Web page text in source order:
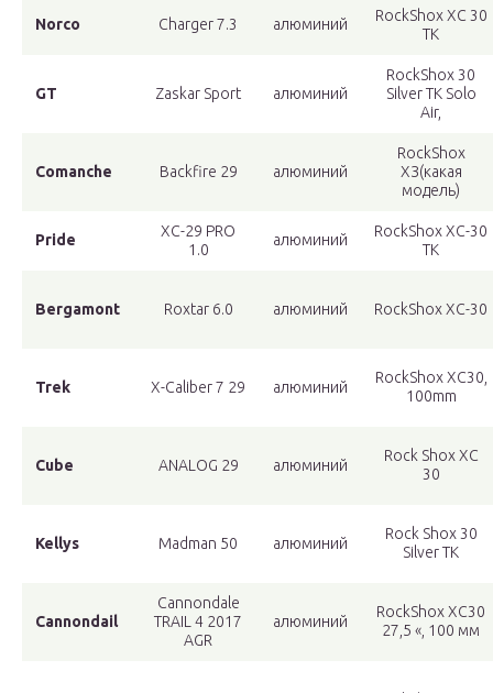
Norco Charger 7.3 алюминий
RockShox XC 30
TK
GT Zaskar Sport алюминий
RockShox 30
Silver TK Solo
Air,
Comanche Backfire 29 алюминий
RockShox
ХЗ(какая
модель)
Pride
XC-29 PRO
1.0
алюминий
RockShox XC-30
TK
Bergamont Roxtar 6.0 алюминий RockShox XC-30
Trek X-Caliber 7 29 алюминий
RockShox XC30,
100mm
Cube ANALOG 29 алюминий
Rock Shox XC
30
Kellys Madman 50 алюминий
Rock Shox 30
Silver TK
Cannondail
Cannondale
TRAIL 4 2017
AGR
алюминий
RockShox XC30
27,5 «, 100 мм